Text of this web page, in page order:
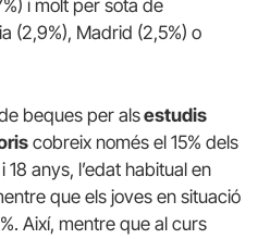
i molt per sota de
(2,9%), Madrid (2,5%) o
beques per alsestudis
cobreix només el 15% dels
18 anys, l’edat habitual en
que els joves en situació
Així, mentre que al curs